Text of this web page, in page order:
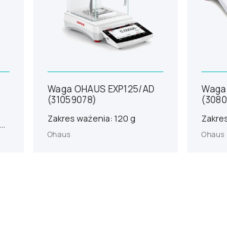
Waga OHAUS EXP125/AD
(31059078)
Zakres ważenia: 120 g
Ohaus Ohaus